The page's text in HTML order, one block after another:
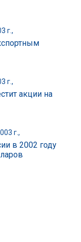
г.,
г.,
акции на
г.,
в 2002 году